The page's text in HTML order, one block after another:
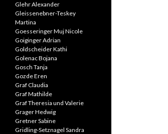
Glehr Alexander
Gleissenebner-Teskey
Martina
Goesseringer Muj Nicole
Goiginger Adrian
Goldscheider Kathi
Golenac Bojana
Gosch Tanja
Gozde Eren
Graf Claudia
Graf Mathilde
Graf Theresia und Valerie
Grager Hedwig
Gretner Sabine
Gridling-Setznagel Sandra